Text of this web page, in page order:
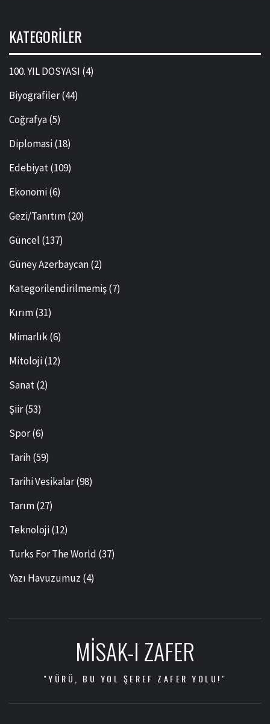
KATEGORILER
100. YIL DOSYASI (4)
Biyografiler(44)
Coğrafya(5)
Diplomasi(18)
Edebiyat(109)
Ekonomi(6)
Gezi/Tanıtım(20)
Güncel (137)
Güney Azerbaycan(2)
Kategorilendirilmemiş(7)
Kırım(31)
Mimarlık(6)
Mitoloji(12)
Sanat(2)
Şiir(53)
Spor(6)
Tarih(59)
Tarihi Vesikalar(98)
Tarım(27)
Teknoloji(12)
Turks For The World (37)
Yazı Havuzumuz (4)
MISAK-I ZAFER
"YÜRÜ, BU YOL ŞEREF ZAFER YOLU!"